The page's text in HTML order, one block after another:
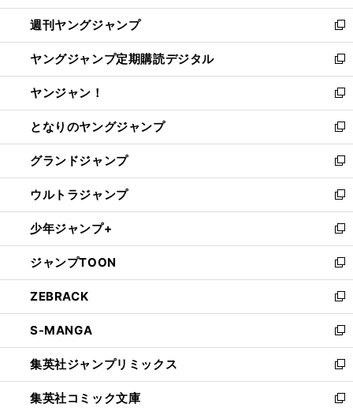
開
く
ウ
で
開
く
ン
ド
ウ
で
開
く
ウ
ィ
ン
ド
ウ
で
開
く
週刊ヤングジャンプ
新
し
い
ウ
ィ
ン
ド
ウ
で
開
く
ヤングジャンプ定期購読デジタル
新
し
い
ウ
ィ
ン
ド
ウ
で
開
く
ヤンジャン！
新
し
い
ウ
ィ
ン
ド
ウ
で
開
く
となりのヤングジャンプ
新
し
い
ウ
ィ
ン
ド
ウ
で
開
く
グランドジャンプ
新
し
い
ウ
ィ
ン
ド
ウ
で
開
く
ウルトラジャンプ
新
し
い
ウ
ィ
ン
ド
ウ
で
開
く
少年ジャンプ+
新
し
い
ウ
ィ
ン
ド
ウ
で
開
く
ジャンプTOON
新
し
い
ウ
ィ
ン
ド
ウ
で
ZEBRACK
新
し
い
ウ
ィ
ン
ド
S-MANGA
新
し
い
ウ
ィ
集英社ジャンプリミックス
新
し
い
集英社コミック文庫
新